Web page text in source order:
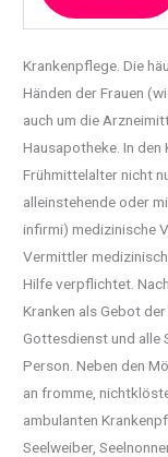
Krankenpflege. Die
Händen der Frauen
auch um die
Hausapotheke. In
Frühmittelalter nicht
alleinstehende oder
infirmi) medizinische
Vermittler
Hilfe verpflichtet.
Kranken als Gebot
Gottesdienst und alle
Person. Neben den
an fromme,
ambulanten
Seelweiber,